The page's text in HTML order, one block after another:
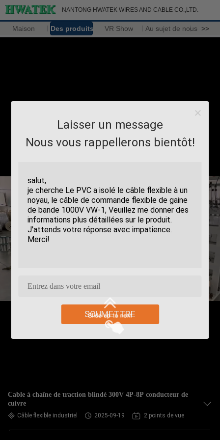
NANTONG HWATEK WIRES AND CABLE CO.,LTD.
Maison Des produits VR Show Au sujet de nous >>
Laisser un message
Nous vous rappellerons bientôt!
SOUMETTRE
Cable à chaîne de traction blindé 300V 4P-8P conducteur de
cuivre
Câble flexible industriel 2025-09-19 2 points de vue